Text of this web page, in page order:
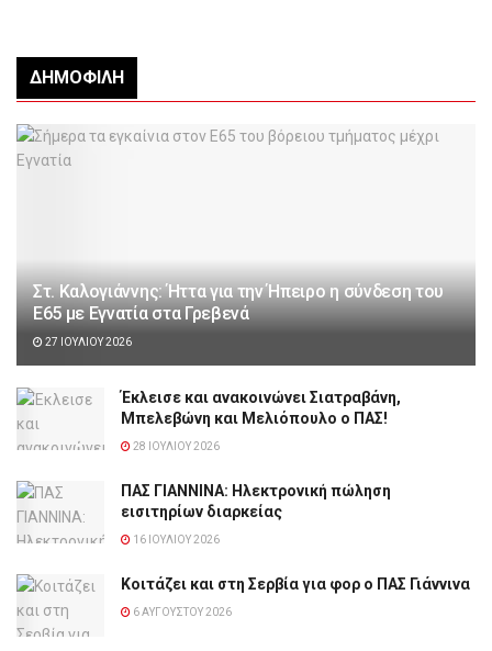
ΔΗΜΟΦΙΛΉ
Στ. Καλογιάννης: Ήττα για την Ήπειρο η σύνδεση του
Ε65 με Εγνατία στα Γρεβενά
27 ΙΟΥΛΊΟΥ 2026
Έκλεισε και ανακοινώνει Σιατραβάνη,
Μπελεβώνη και Μελιόπουλο ο ΠΑΣ!
28 ΙΟΥΛΊΟΥ 2026
ΠΑΣ ΓΙΑΝΝΙΝΑ: Hλεκτρονική πώληση
εισιτηρίων διαρκείας
16 ΙΟΥΛΊΟΥ 2026
Κοιτάζει και στη Σερβία για φορ ο ΠΑΣ Γιάννινα
6 ΑΥΓΟΎΣΤΟΥ 2026